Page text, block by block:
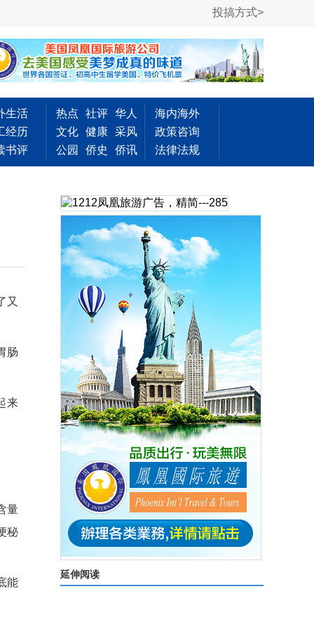
投搞方式>
生活
经历
书评
热点 社评 华人
文化 健康 采风
公园
侨史 侨讯
海内海外
政策咨询
法律法规
又
肠
来
量
秘
能
延伸阅读